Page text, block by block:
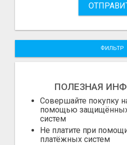
ФИЛЬТР
ПОЛЕЗНАЯ
Совершайте покупку
помощью
систем
Не платите при
платёжных систем